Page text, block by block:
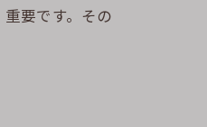
要です。その